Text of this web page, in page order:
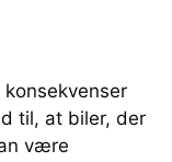
til, at biler, der
være